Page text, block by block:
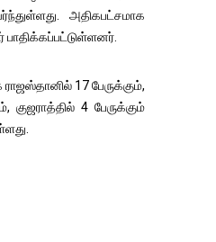
அதிகபட்சமாக
பாதிக்கப்பட்டுள்ளனர்.
17 பேருக்கும்,
குஜராத்தில் 4 பேருக்கும்